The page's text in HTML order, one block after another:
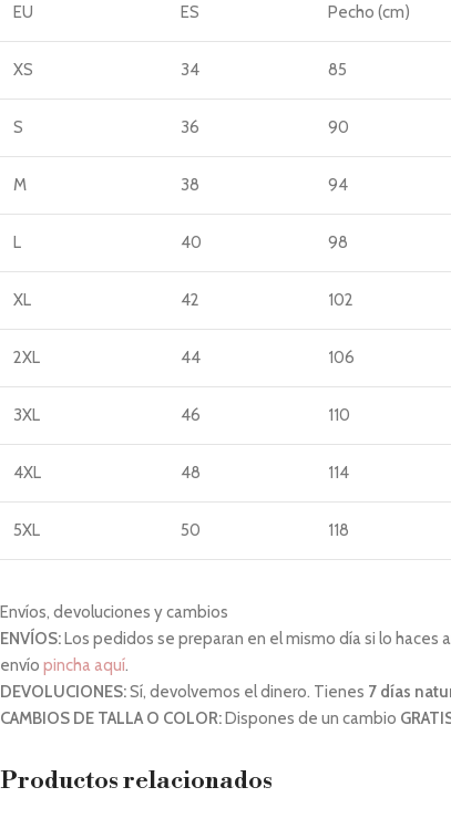
EU ES Pecho (cm)
XS 34 85
S 36 90
M 38 94
L 40 98
XL 42 102
2XL 44 106
3XL 46 110
4XL 48 114
5XL 50 118
Envíos, devoluciones y cambios
ENVÍOS:Los pedidos se preparan en el mismo día si lo haces
envío pincha aquí.
DEVOLUCIONES:Sí, devolvemos el dinero. Tienes 7 días
CAMBIOS DE TALLA O COLOR:Dispones de un cambio
Productos relacionados